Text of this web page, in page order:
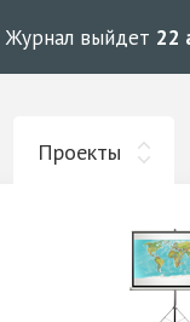
Журнал выйдет 22
Проекты